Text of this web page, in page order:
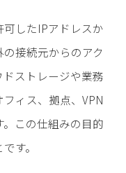
したIPアドレスか
接続元からのアク
ストレージや業務
ィス、拠点、VPN
この仕組みの目的
す。